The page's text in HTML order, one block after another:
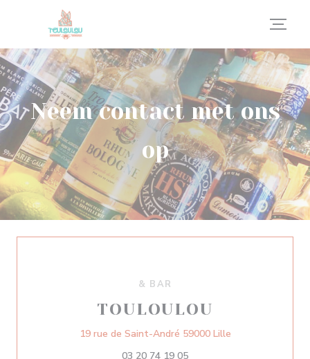
Cookies beheer paneel
Neem contact met ons
op
& BAR
TOULOULOU
19 rue de Saint-André 59000 Lille((opent in een
03 20 74 19 05